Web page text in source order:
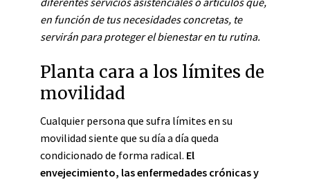
en función de tus necesidades concretas, te
servirán para proteger el bienestar en tu rutina.
Planta cara a los límites de
movilidad
Cualquier persona que sufra límites en su
movilidad siente que su día a día queda
condicionado de forma radical. El
envejecimiento, las enfermedades crónicas y